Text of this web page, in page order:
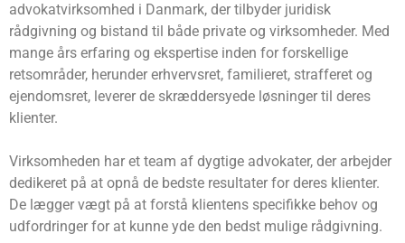
advokatvirksomhed i Danmark, der tilbyder juridisk
rådgivning og bistand til både private og virksomheder. Med
mange års erfaring og ekspertise inden for forskellige
retsområder, herunder erhvervsret, familieret, strafferet og
ejendomsret, leverer de skræddersyede løsninger til deres
klienter.
Virksomheden har et team af dygtige advokater, der arbejder
dedikeret på at opnå de bedste resultater for deres klienter.
De lægger vægt på at forstå klientens specifikke behov og
udfordringer for at kunne yde den bedst mulige rådgivning.